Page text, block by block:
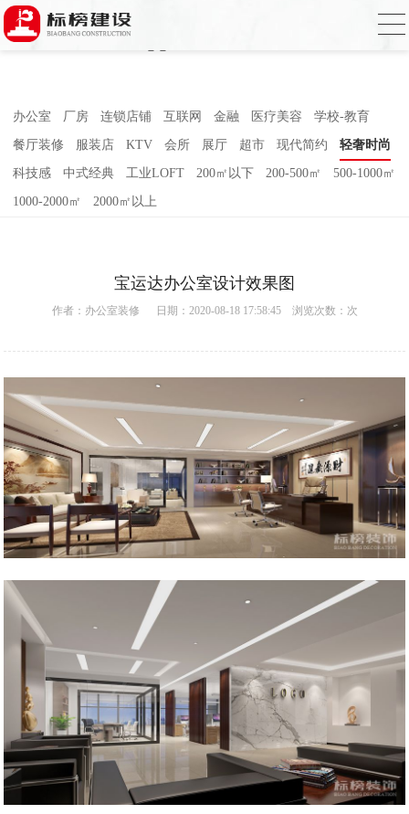
哈密瓜视频,哈密瓜视频app,哈密瓜视频下
载,哈密瓜视频app下载安装
办公室 厂房 连锁店铺 互联网 金融 医疗美容 学校-教育
餐厅装修 服装店 KTV 会所 展厅 超市 现代简约 轻奢时尚
科技感 中式经典 工业LOFT 200㎡以下 200-500㎡ 500-1000㎡
1000-2000㎡ 2000㎡以上
宝运达办公室设计效果图
作者： 办公室装修 日期：2020-08-18 17:58:45 浏览次数： 次